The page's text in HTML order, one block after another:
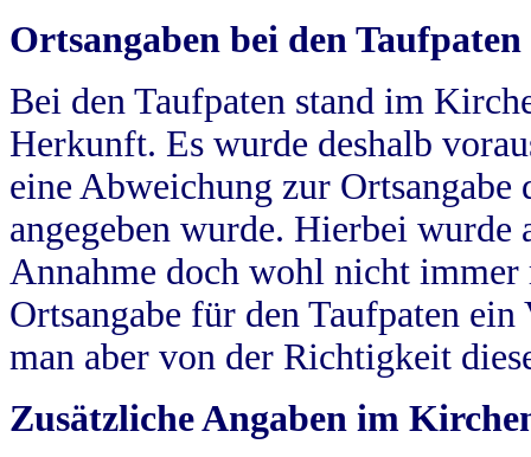
Ortsangaben bei den Taufpaten
Bei den Taufpaten stand im
Herkunft. Es wurde deshalb
eine Abweichung zur
angegeben wurde. Hierbei wurde
Annahme doch wohl nicht
Ortsangabe für den Taufpaten
man aber von der Richtigkeit
Zusätzliche Angaben im